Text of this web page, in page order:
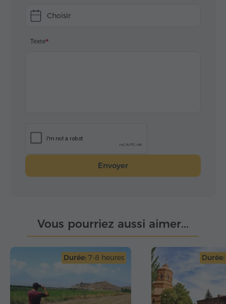
коммерческий и дипломатический маркетинг.
С уважением и благодарностью,
Choisir
Texte
Envoyer
Vous pourriez aussi aimer...
Durée: 7-8 heures Durée: